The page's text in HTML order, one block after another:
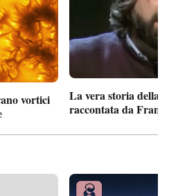
vortici
La vera storia della
raccontata da